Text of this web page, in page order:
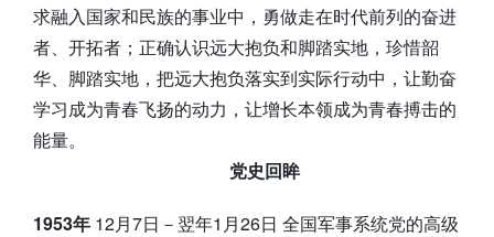
求融入国家和民族的事业中，勇做走在时代前列的奋进
者、开拓者；正确认识远大抱负和脚踏实地，珍惜韶
华、脚踏实地，把远大抱负落实到实际行动中，让勤奋
学习成为青春飞扬的动力，让增长本领成为青春搏击的
能量。
党史回眸
1953年 12月7日－翌年1月26日 全国军事系统党的高级